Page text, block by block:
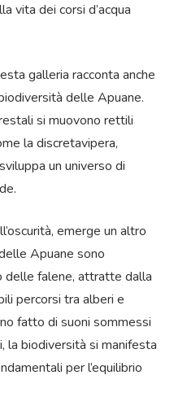
vita dei corsi d’acqua
galleria racconta anche
delle Apuane.
si muovono rettili
la discretavipera,
un universo di
emerge un altro
Apuane sono
delle falene, attratte dalla
percorsi tra alberi e
fatto di suoni sommessi
la biodiversità si manifesta
per l’equilibrio